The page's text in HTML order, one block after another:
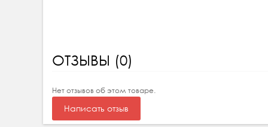
ОТЗЫВЫ (0)
Нет отзывов об этом товаре.
Написать отзыв